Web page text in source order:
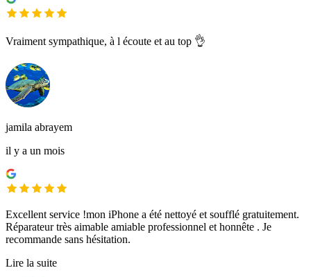
Vraiment sympathique, à l écoute et au top 👌
jamila abrayem
il y a un mois
Excellent service !mon iPhone a été nettoyé et soufflé gratuitement.
Réparateur très aimable amiable professionnel et honnête . Je
recommande sans hésitation.
Lire la suite